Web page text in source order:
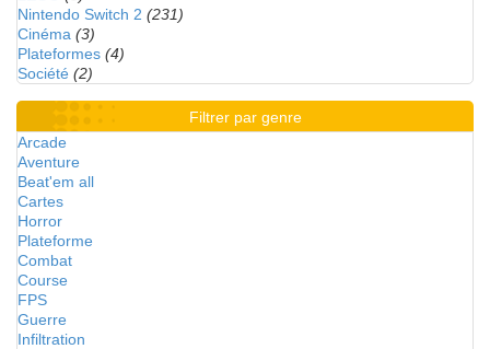
Nintendo Switch 2 (231)
Cinéma (3)
Plateformes (4)
Société (2)
Filtrer par genre
Arcade
Aventure
Beat'em all
Cartes
Horror
Plateforme
Combat
Course
FPS
Guerre
Infiltration